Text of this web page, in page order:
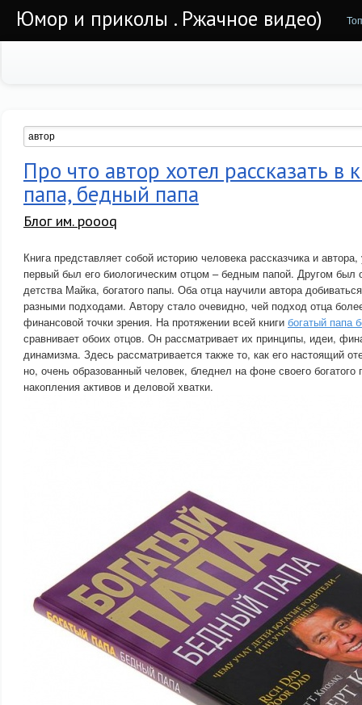
Юмор и приколы . Ржачное видео)
Про что автор хотел рассказать в
папа, бедный папа
Блог им. poooq
Книга представляет собой историю человека рассказчика и
первый был его биологическим отцом – бедным папой. Другом был
детства Майка, богатого папы. Оба отца научили автора
разными подходами. Автору стало очевидно, чей подход отца
финансовой точки зрения. На протяжении всей книги богатый папа
сравнивает обоих отцов. Он рассматривает их принципы, идеи,
динамизма. Здесь рассматривается также то, как его настоящий
но, очень образованный человек, бледнел на фоне своего богатого
накопления активов и деловой хватки.